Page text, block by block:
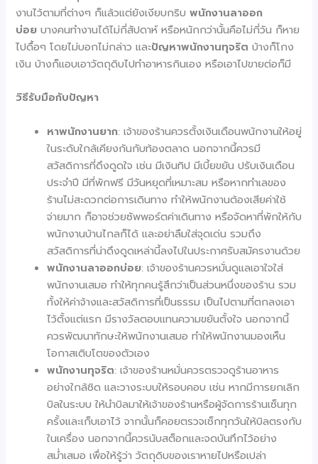
งานไว้ตามที่ต่างๆ ก็แล้วแต่ยังเงียบกริบพนักงานลาออก
บ่อย บางคนทำงานได้ไม่กี่สัปดาห์ หรือหนักกว่านั้นคือไม่กี่วัน ก็หาย
ไปดื้อๆ โดยไม่บอกไม่กล่าว และปัญหาพนักงานทุจริต บ้างก็โกง
เงิน บ้างก็แอบเอาวัตถุดิบไปทำอาหารกินเอง หรือเอาไปขายต่อก็มี
วิธีรับมือกับปัญหา
หาพนักงานยาก: เจ้าของร้านควรตั้งเงินเดือนพนักงานให้อยู่
ในระดับใกล้เคียงกันกับท้องตลาด นอกจากนี้ควรมี
สวัสดิการที่ดึงดูดใจ เช่น มีเงินทิป มีเบี้ยขยัน ปรับเงินเดือน
ประจำปี มีที่พักฟรี มีวันหยุดที่เหมาะสม หรือหากทำเลของ
ร้านไม่สะดวกต่อการเดินทาง ทำให้พนักงานต้องเสียค่าใช้
จ่ายมาก ก็อาจช่วยซัพพอร์ตค่าเดินทาง หรือจัดหาที่พักให้กับ
พนักงานบ้านไกลก็ได้ และอย่าลืมใส่จุดเด่น รวมถึง
สวัสดิการที่น่าดึงดูดเหล่านี้ลงไปในประกาศรับสมัครงานด้วย
พนักงานลาออกบ่อย: เจ้าของร้านควรหมั่นดูแลเอาใจใส่
พนักงานเสมอ ทำให้ทุกคนรู้สึกว่าเป็นส่วนหนึ่งของร้าน รวม
ทั้งให้ค่าจ้างและสวัสดิการที่เป็นธรรม เป็นไปตามที่ตกลงเอา
ไว้ตั้งแต่แรก มีรางวัลตอบแทนความขยันตั้งใจ นอกจากนี้
ควรพัฒนาทักษะให้พนักงานเสมอ ทำให้พนักงานมองเห็น
โอกาสเติบโตของตัวเอง
พนักงานทุจริต: เจ้าของร้านหมั่นควรตรวจดูร้านอาหาร
อย่างใกล้ชิด และวางระบบให้รอบคอบ เช่น หากมีการยกเลิก
บิลในระบบ ให้นำบิลมาให้เจ้าของร้านหรือผู้จัดการร้านเซ็นทุก
ครั้งและเก็บเอาไว้ จากนั้นก็คอยตรวจเช็กทุกวันให้บิลตรงกับ
ในเครื่อง นอกจากนี้ควรนับสต็อกและจดบันทึกไว้อย่าง
สม่ำเสมอ เพื่อให้รู้ว่า วัตถุดิบของเราหายไปหรือเปล่า